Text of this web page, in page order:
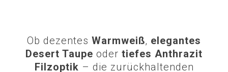
Ob dezentes Warmweiß, elegantes
Desert Taupe oder tiefes Anthrazit
Filzoptik – die zurückhaltenden